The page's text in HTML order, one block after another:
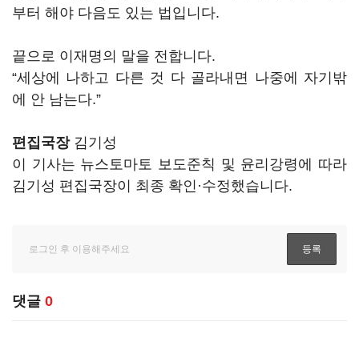
부터 해야 다음도 있는 법입니다.
끝으로 이재명의 말을 전합니다.
“세상에 나하고 다른 것 다 골라내면 나중에 자기밖
에 안 남는다.”
편집국장김기성
이 기사는 뉴스토마토 보도준칙 및 윤리강령에 따라
김기성 편집국장이 최종 확인·수정했습니다.
댓글 0